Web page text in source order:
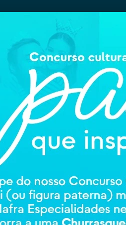
PRIMEIRA
NUTRIÇÃO DERMOCOSMÉTICOS
e Devolução/
sofreu uma
2020, prevista para ficar
produto adquirido em nossa